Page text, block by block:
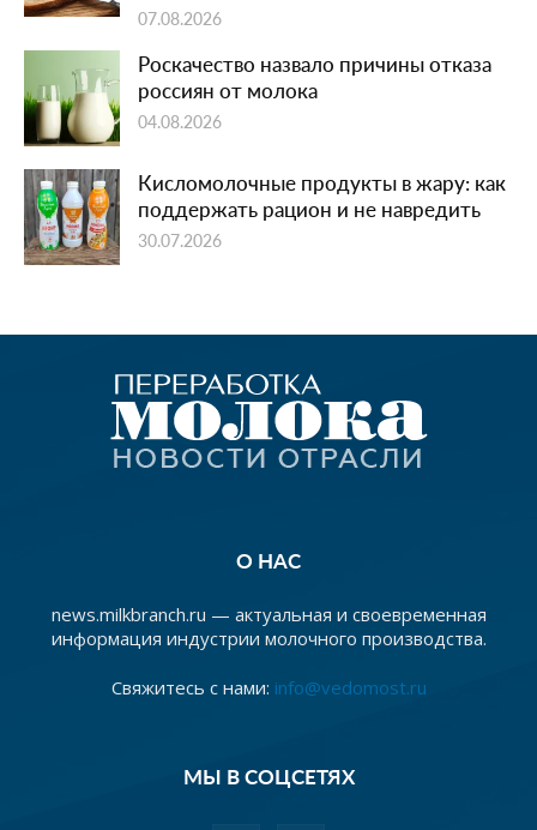
07.08.2026
Роскачество назвало причины отказа
россиян от молока
04.08.2026
Кисломолочные продукты в жару: как
поддержать рацион и не навредить
30.07.2026
О НАС
news.milkbranch.ru — актуальная и своевременная
информация индустрии молочного производства.
Свяжитесь с нами: info@vedomost.ru
МЫ В СОЦСЕТЯХ